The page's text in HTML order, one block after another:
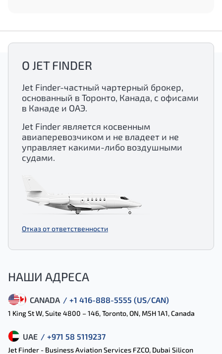
О JET FINDER
Jet Finder-частный чартерный брокер,
основанный в Торонто, Канада, с офисами
в Канаде и ОАЭ.
Jet Finder является косвенным
авиаперевозчиком и не владеет и не
управляет какими-либо воздушными
судами.
Отказ от ответственности
НАШИ АДРЕСА
CANADA / +1 416-888-5555 (US/CAN)
1 King St W, Suite 4800 – 146, Toronto, ON, M5H 1A1, Canada
UAE / +971 58 5119237
Jet Finder - Business Aviation Services FZCO, Dubai Silicon